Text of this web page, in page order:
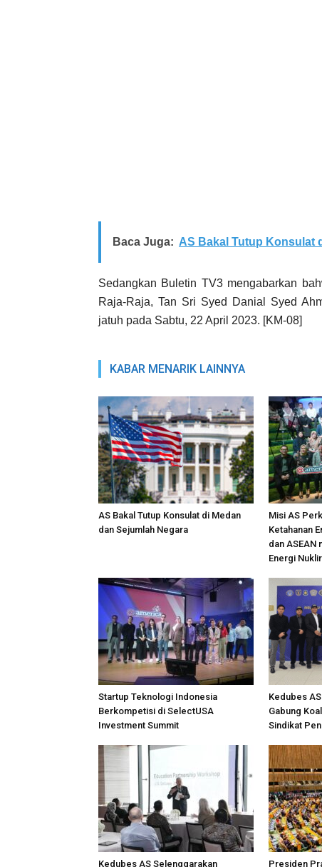
Baca Juga: AS Bakal Tutup Konsulat
Sedangkan Buletin TV3 mengabarkan
Raja-Raja, Tan Sri Syed Danial Syed
jatuh pada Sabtu, 22 April 2023. [KM-08]
KABAR MENARIK LAINNYA
AS Bakal Tutup Konsulat di Medan
dan Sejumlah Negara
Misi AS
Ketahanan
dan ASEAN
Energi
Startup Teknologi Indonesia
Berkompetisi di SelectUSA
Investment Summit
Kedubes
Gabung
Sindikat
Kedubes AS Selenggarakan Presiden